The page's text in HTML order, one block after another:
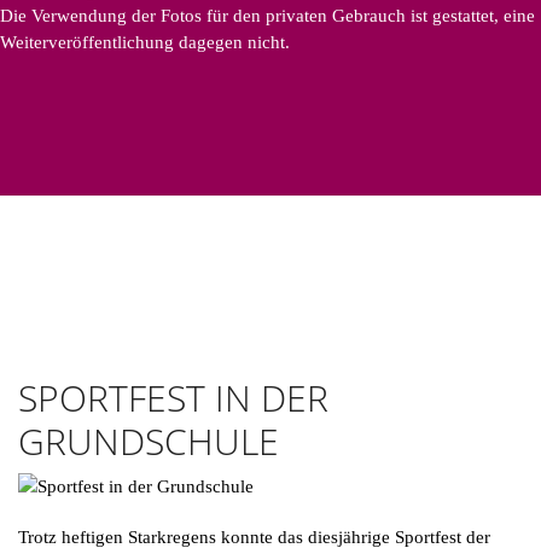
Die Verwendung der Fotos für den privaten Gebrauch ist gestattet, eine
Weiterveröffentlichung dagegen nicht.
SPORTFEST IN DER
GRUNDSCHULE
Trotz heftigen Starkregens konnte das diesjährige Sportfest der